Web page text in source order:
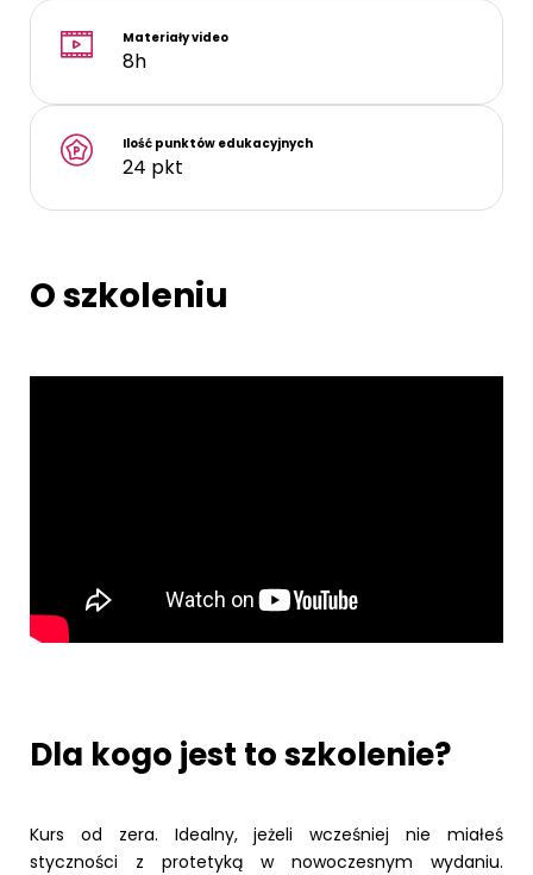
Materiały video
8h
Ilość punktów edukacyjnych
24 pkt
O szkoleniu
Dla kogo jest to szkolenie?
Kurs od zera. Idealny, jeżeli wcześniej nie miałeś
styczności z protetyką w nowoczesnym wydaniu.